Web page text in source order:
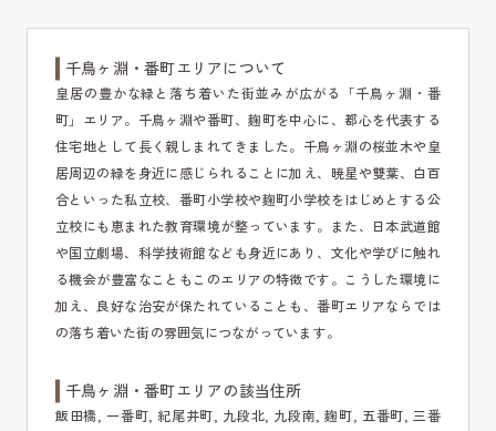
千鳥ヶ淵・番町エリアについて
皇居の豊かな緑と落ち着いた街並みが広がる「千鳥ヶ淵・番
町」エリア。千鳥ヶ淵や番町、麹町を中心に、都心を代表する
住宅地として長く親しまれてきました。千鳥ヶ淵の桜並木や皇
居周辺の緑を身近に感じられることに加え、暁星や雙葉、白百
合といった私立校、番町小学校や麹町小学校をはじめとする公
立校にも恵まれた教育環境が整っています。また、日本武道館
や国立劇場、科学技術館なども身近にあり、文化や学びに触れ
る機会が豊富なこともこのエリアの特徴です。こうした環境に
加え、良好な治安が保たれていることも、番町エリアならでは
の落ち着いた街の雰囲気につながっています。
千鳥ヶ淵・番町エリアの該当住所
飯田橋, 一番町, 紀尾井町, 九段北, 九段南, 麹町, 五番町, 三番